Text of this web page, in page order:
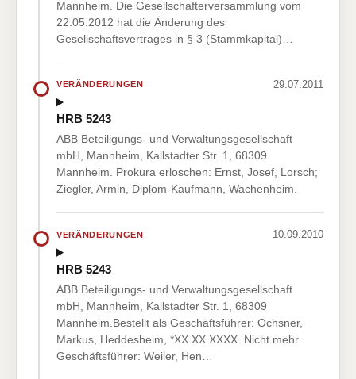
Mannheim. Die Gesellschafterversammlung vom
22.05.2012 hat die Änderung des
Gesellschaftsvertrages in § 3 (Stammkapital)…
VERÄNDERUNGEN 29.07.2011
HRB 5243
ABB Beteiligungs- und Verwaltungsgesellschaft
mbH, Mannheim, Kallstadter Str. 1, 68309
Mannheim. Prokura erloschen: Ernst, Josef, Lorsch;
Ziegler, Armin, Diplom-Kaufmann, Wachenheim.
VERÄNDERUNGEN 10.09.2010
HRB 5243
ABB Beteiligungs- und Verwaltungsgesellschaft
mbH, Mannheim, Kallstadter Str. 1, 68309
Mannheim.Bestellt als Geschäftsführer: Ochsner,
Markus, Heddesheim, *XX.XX.XXXX. Nicht mehr
Geschäftsführer: Weiler, Hen…